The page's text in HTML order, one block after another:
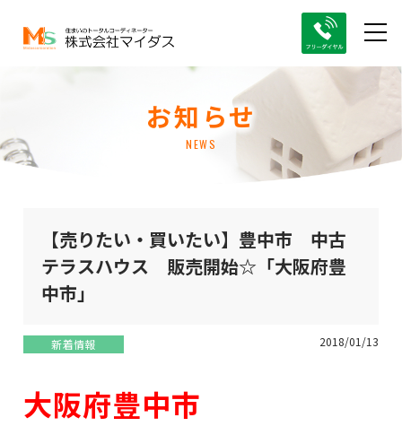
お知らせ
NEWS
【売りたい・買いたい】豊中市 中古
テラスハウス 販売開始☆「大阪府豊
中市」
新着情報 2018/01/13
大阪府豊中市